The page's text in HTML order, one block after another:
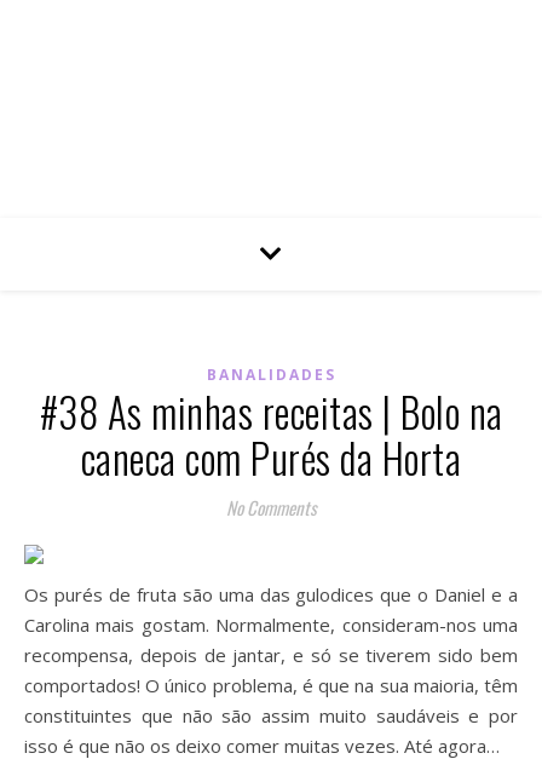
BANALIDADES
#38 As minhas receitas | Bolo na
caneca com Purés da Horta
No Comments
Os purés de fruta são uma das gulodices que o Daniel e a
Carolina mais gostam. Normalmente, consideram-nos uma
recompensa, depois de jantar, e só se tiverem sido bem
comportados! O único problema, é que na sua maioria, têm
constituintes que não são assim muito saudáveis e por
isso é que não os deixo comer muitas vezes. Até agora…